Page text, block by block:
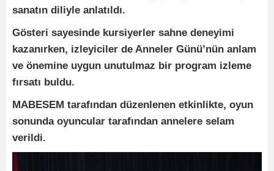
sanatın diliyle anlatıldı.
Gösteri sayesinde kursiyerler sahne deneyimi
kazanırken, izleyiciler de Anneler Günü’nün anlam
ve önemine uygun unutulmaz bir program izleme
fırsatı buldu.
MABESEM tarafından düzenlenen etkinlikte, oyun
sonunda oyuncular tarafından annelere selam
verildi.